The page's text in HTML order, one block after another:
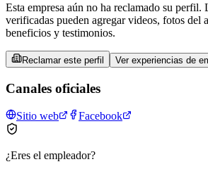
Esta empresa aún no ha reclamado su perfil.
verificadas pueden agregar videos, fotos del
beneficios y testimonios.
Reclamar este perfil Ver experiencias de
Canales oficiales
Sitio web Facebook
¿Eres el empleador?